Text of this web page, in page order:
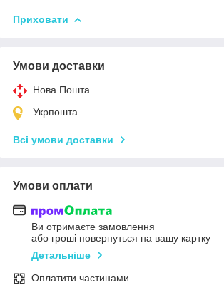
Приховати
Умови доставки
Нова Пошта
Укрпошта
Всі умови доставки
Умови оплати
Ви отримаєте замовлення
або гроші повернуться на вашу картку
Детальніше
Оплатити частинами